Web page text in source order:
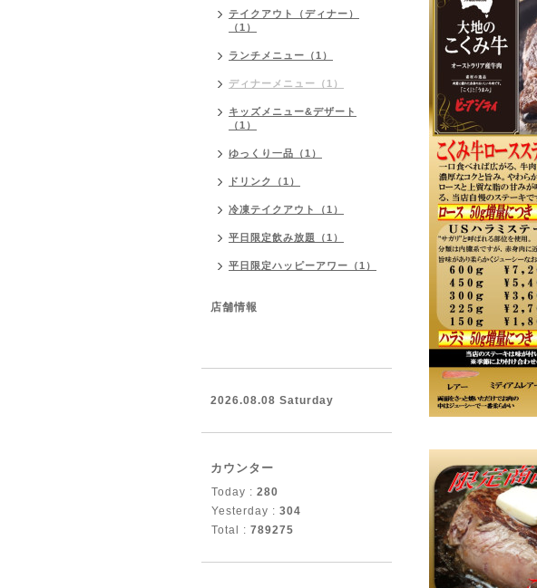
テイクアウト（ディナー）
（1）
ランチメニュー（1）
ディナーメニュー（1）
キッズメニュー&デザート
（1）
ゆっくり一品（1）
ドリンク（1）
冷凍テイクアウト（1）
平日限定飲み放題（1）
平日限定ハッピーアワー（1）
店舗情報
2026.08.08 Saturday
カウンター
Today : 280
Yesterday : 304
Total : 789275